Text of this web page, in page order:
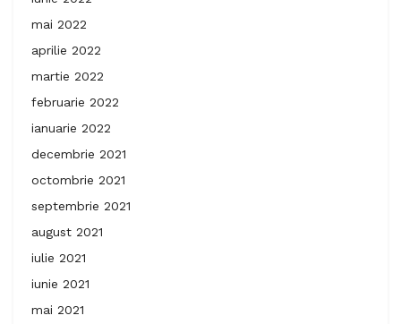
mai 2022
aprilie 2022
martie 2022
februarie 2022
ianuarie 2022
decembrie 2021
octombrie 2021
septembrie 2021
august 2021
iulie 2021
iunie 2021
mai 2021